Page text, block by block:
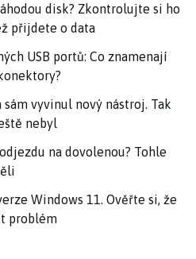
disk? Zkontrolujte si ho
přijdete o data
USB portů: Co znamenají
vyvinul nový nástroj. Tak
nebyl
na dovolenou? Tohle
Windows 11. Ověřte si, že
problém